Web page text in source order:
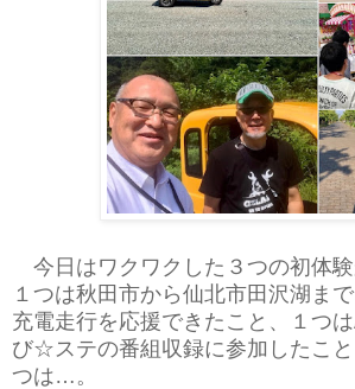
今日はワクワクした３つの初体験
１つは秋田市から仙北市田沢湖ま
充電走行を応援できたこと、１つ
び☆ステの番組収録に参加したこと
つは…。